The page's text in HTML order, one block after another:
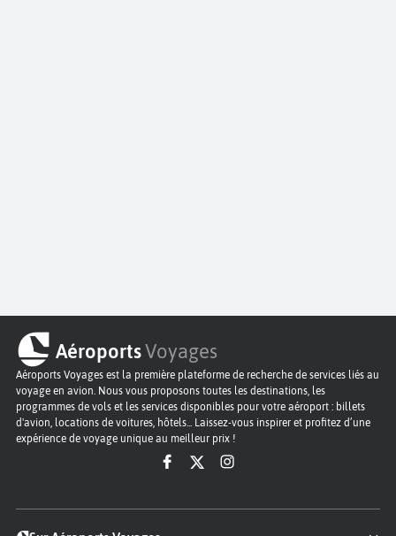
AéroportsVoyages
Aéroports Voyages est la première plateforme de recherche de services liés au
voyage en avion. Nous vous proposons toutes les destinations, les
programmes de vols et les services disponibles pour votre aéroport : billets
d'avion, locations de voitures, hôtels... Laissez-vous inspirer et profitez d’une
expérience de voyage unique au meilleur prix !